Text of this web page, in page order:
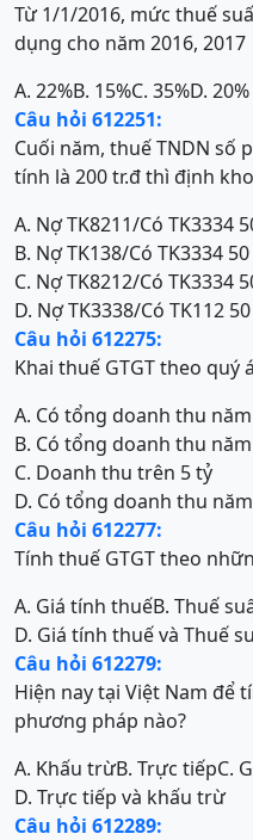
Từ 1/1/2016, mức thuế
dụng cho năm 2016, 2017
A. 22%B. 15%C. 35%D. 20%
Câu hỏi 612251:
Cuối năm, thuế TNDN số
tính là 200 tr.đ thì định
A. Nợ TK8211/Có TK3334
B. Nợ TK138/Có TK3334
C. Nợ TK8212/Có TK3334
D. Nợ TK3338/Có TK112
Câu hỏi 612275:
Khai thuế GTGT theo
A. Có tổng doanh thu
B. Có tổng doanh thu
C. Doanh thu trên 5 tỷ
D. Có tổng doanh thu
Câu hỏi 612277:
Tính thuế GTGT theo
A. Giá tính thuếB. Thuế
D. Giá tính thuế và Thuế
Câu hỏi 612279:
Hiện nay tại Việt Nam để
phương pháp nào?
A. Khấu trừB. Trực tiếpC.
D. Trực tiếp và khấu trừ
Câu hỏi 612289: